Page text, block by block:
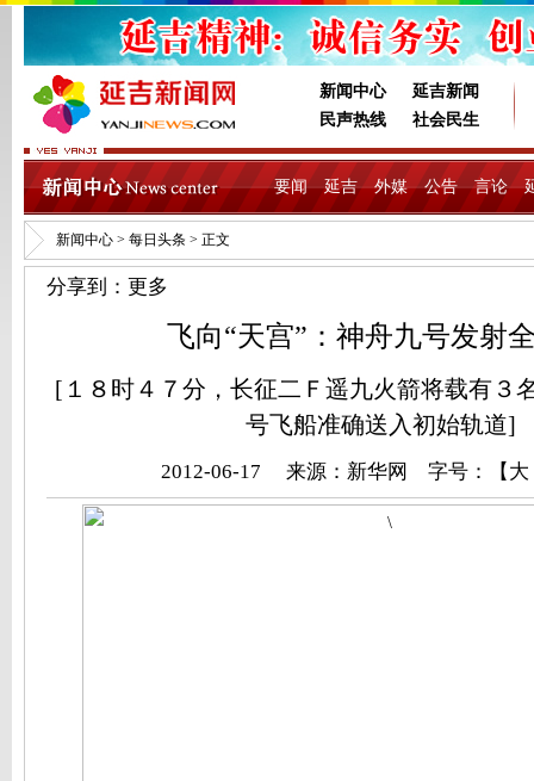
新闻中心
延吉新闻
民声热线
社会民生
要闻 延吉 外媒 公告 言论
新闻中心 > 每日头条 > 正文
分享到： 更多
飞向“天宫”：神舟九号发射
[１８时４７分，长征二Ｆ遥九火箭将载有３
号飞船准确送入初始轨道]
2012-06-17 来源：新华网 字号：【 大